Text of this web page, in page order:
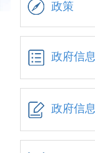
政策
政府信
政府信